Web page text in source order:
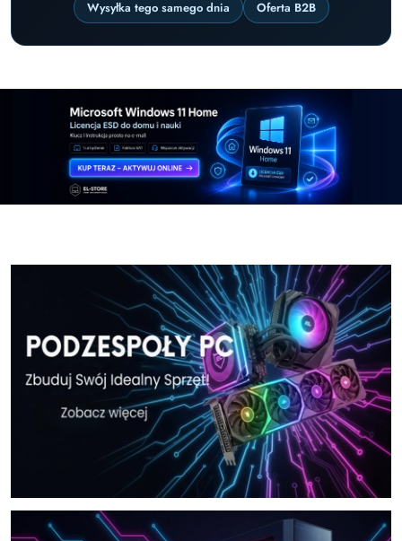
Wysyłka tego samego dnia
Oferta B2B
Pomiń karuzelę promocyjną